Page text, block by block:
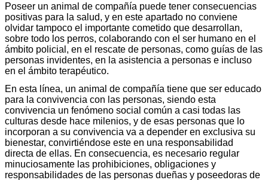
Poseer un animal de compañía puede tener consecuencias
positivas para la salud, y en este apartado no conviene
olvidar tampoco el importante cometido que desarrollan,
sobre todo los perros, colaborando con el ser humano en el
ámbito policial, en el rescate de personas, como guías de las
personas invidentes, en la asistencia a personas e incluso
en el ámbito terapéutico.
En esta línea, un animal de compañía tiene que ser educado
para la convivencia con las personas, siendo esta
convivencia un fenómeno social común a casi todas las
culturas desde hace milenios, y de esas personas que lo
incorporan a su convivencia va a depender en exclusiva su
bienestar, convirtiéndose este en una responsabilidad
directa de ellas. En consecuencia, es necesario regular
minuciosamente las prohibiciones, obligaciones y
responsabilidades de las personas dueñas y poseedoras de